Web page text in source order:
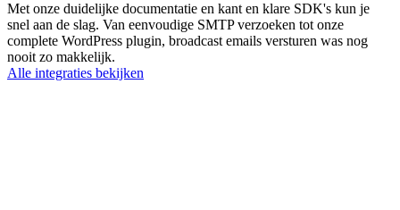
Met onze duidelijke documentatie en kant en klare SDK's kun je
snel aan de slag. Van eenvoudige SMTP verzoeken tot onze
complete WordPress plugin, broadcast emails versturen was nog
nooit zo makkelijk.
Alle integraties bekijken